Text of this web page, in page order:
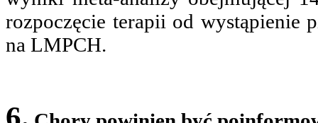
rozpoczęcie terapii od wystąpienie
na LMPCH.